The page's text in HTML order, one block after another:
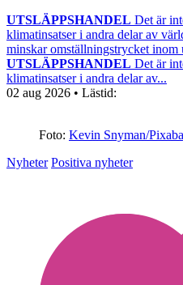
UTSLÄPPSHANDEL Det är
klimatinsatser i andra delar av
minskar omställningstrycket inom
UTSLÄPPSHANDEL Det är
klimatinsatser i andra delar av...
02 aug 2026 • Lästid:
Foto: Kevin Snyman/
Nyheter Positiva nyheter